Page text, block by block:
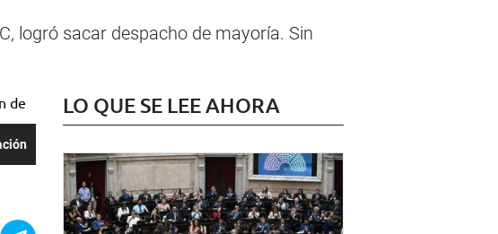
logró sacar despacho de mayoría. Sin
LO QUE SE LEE AHORA